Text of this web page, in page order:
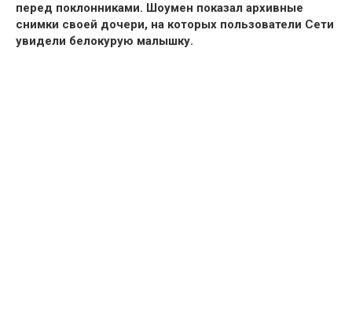
перед поклонниками. Шоумен показал архивные
снимки своей дочери, на которых пользователи Сети
увидели белокурую малышку.